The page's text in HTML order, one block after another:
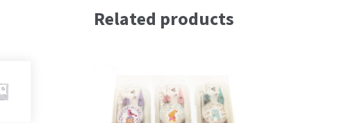
Related products